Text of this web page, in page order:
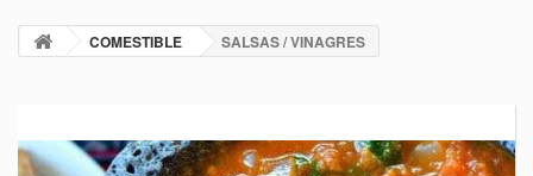
COMESTIBLE SALSAS / VINAGRES